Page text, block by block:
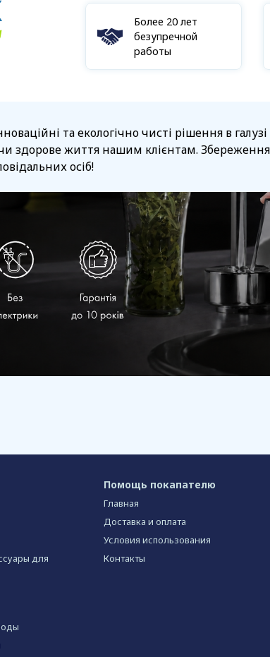
Более 20 лет
безупречной
работы
та екологічно чисті рішення в
здорове життя нашим клієнтам. Збереження
осіб!
для
Помощь покапателю
Главная
Доставка и оплата
Условия использования
Контакты